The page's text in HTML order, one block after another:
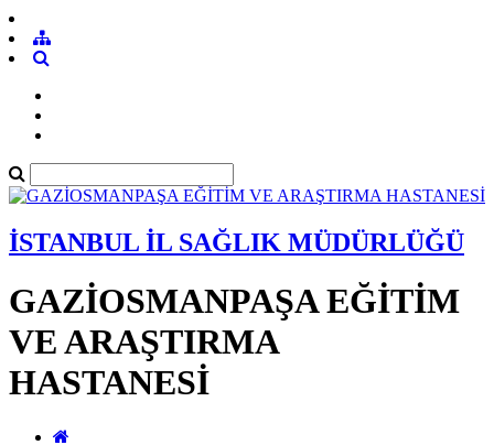
İSTANBUL İL SAĞLIK MÜDÜRLÜĞÜ
GAZİOSMANPAŞA EĞİTİM
VE ARAŞTIRMA
HASTANESİ